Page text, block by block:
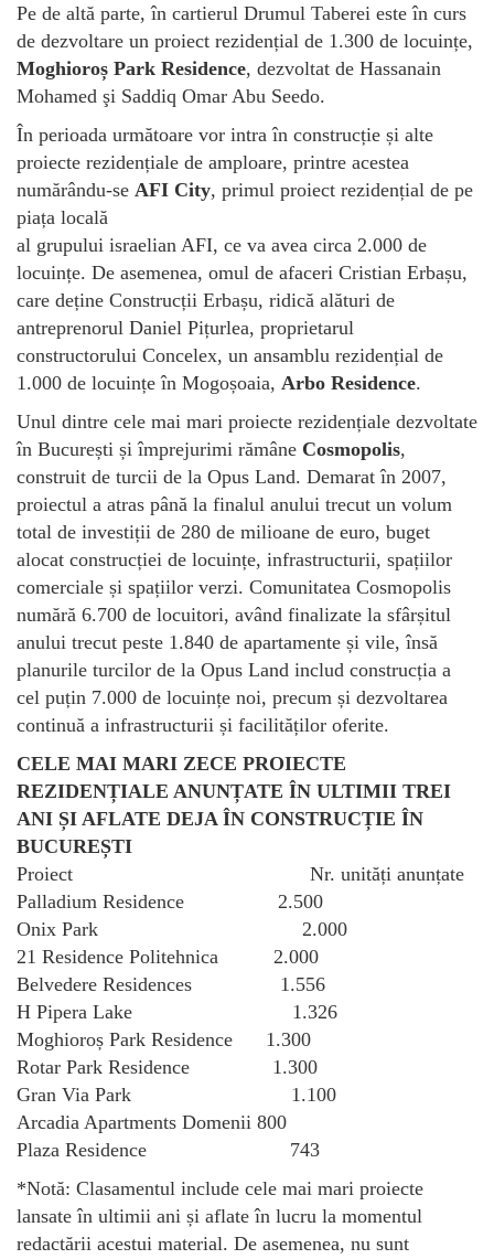
Pe de altă parte, în cartierul Drumul Taberei este în curs
de dezvoltare un proiect rezidențial de 1.300 de locuințe,
Moghioroș Park Residence, dezvoltat de Hassanain
Mohamed şi Saddiq Omar Abu Seedo.
În perioada următoare vor intra în construcție și alte
proiecte rezidențiale de amploare, printre acestea
numărându-se AFI City, primul proiect rezidențial de pe
piața locală
al grupului israelian AFI, ce va avea circa 2.000 de
locuințe. De asemenea, omul de afaceri Cristian Erbașu,
care deține Construcții Erbașu, ridică alături de
antreprenorul Daniel Pițurlea, proprietarul
constructorului Concelex, un ansamblu rezidențial de
1.000 de locuințe în Mogoșoaia, Arbo Residence.
Unul dintre cele mai mari proiecte rezidențiale dezvoltate
în București și împrejurimi rămâne Cosmopolis,
construit de turcii de la Opus Land. Demarat în 2007,
proiectul a atras până la finalul anului trecut un volum
total de investiții de 280 de milioane de euro, buget
alocat construcției de locuințe, infrastructurii, spațiilor
comerciale și spațiilor verzi. Comunitatea Cosmopolis
numără 6.700 de locuitori, având finalizate la sfârșitul
anului trecut peste 1.840 de apartamente și vile, însă
planurile turcilor de la Opus Land includ construcția a
cel puțin 7.000 de locuințe noi, precum și dezvoltarea
continuă a infrastructurii și facilităților oferite.
CELE MAI MARI ZECE PROIECTE
REZIDENȚIALE ANUNȚATE ÎN ULTIMII TREI
ANI ȘI AFLATE DEJA ÎN CONSTRUCȚIE ÎN
BUCUREȘTI
Proiect Nr. unități anunțate
Palladium Residence 2.500
Onix Park 2.000
21 Residence Politehnica 2.000
Belvedere Residences 1.556
H Pipera Lake 1.326
Moghioroș Park Residence 1.300
Rotar Park Residence 1.300
Gran Via Park 1.100
Arcadia Apartments Domenii 800
Plaza Residence 743
*Notă: Clasamentul include cele mai mari proiecte
lansate în ultimii ani și aflate în lucru la momentul
redactării acestui material. De asemenea, nu sunt